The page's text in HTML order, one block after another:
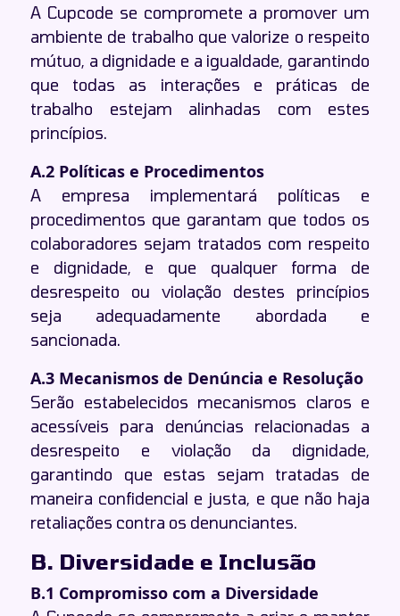
A Cupcode se compromete a promover um
ambiente de trabalho que valorize o respeito
mútuo, a dignidade e a igualdade, garantindo
que todas as interações e práticas de
trabalho estejam alinhadas com estes
princípios.
A.2 Políticas e Procedimentos
A empresa implementará políticas e
procedimentos que garantam que todos os
colaboradores sejam tratados com respeito
e dignidade, e que qualquer forma de
desrespeito ou violação destes princípios
seja adequadamente abordada e
sancionada.
A.3 Mecanismos de Denúncia e Resolução
Serão estabelecidos mecanismos claros e
acessíveis para denúncias relacionadas a
desrespeito e violação da dignidade,
garantindo que estas sejam tratadas de
maneira confidencial e justa, e que não haja
retaliações contra os denunciantes.
B. Diversidade e Inclusão
B.1 Compromisso com a Diversidade